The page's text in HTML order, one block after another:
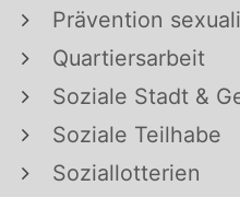
Prävention
Quartiersarbeit
Soziale Stadt &
Soziale Teilhabe
Soziallotterien